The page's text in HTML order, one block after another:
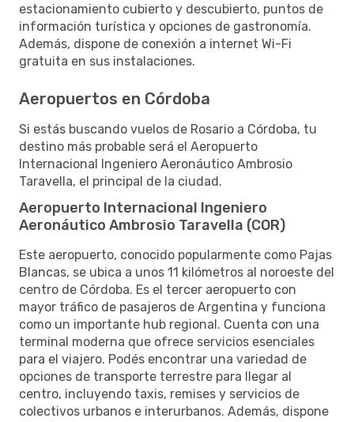
estacionamiento cubierto y descubierto, puntos de
información turística y opciones de gastronomía.
Además, dispone de conexión a internet Wi-Fi
gratuita en sus instalaciones.
Aeropuertos en Córdoba
Si estás buscando vuelos de Rosario a Córdoba, tu
destino más probable será el Aeropuerto
Internacional Ingeniero Aeronáutico Ambrosio
Taravella, el principal de la ciudad.
Aeropuerto Internacional Ingeniero
Aeronáutico Ambrosio Taravella (COR)
Este aeropuerto, conocido popularmente como Pajas
Blancas, se ubica a unos 11 kilómetros al noroeste del
centro de Córdoba. Es el tercer aeropuerto con
mayor tráfico de pasajeros de Argentina y funciona
como un importante hub regional. Cuenta con una
terminal moderna que ofrece servicios esenciales
para el viajero. Podés encontrar una variedad de
opciones de transporte terrestre para llegar al
centro, incluyendo taxis, remises y servicios de
colectivos urbanos e interurbanos. Además, dispone